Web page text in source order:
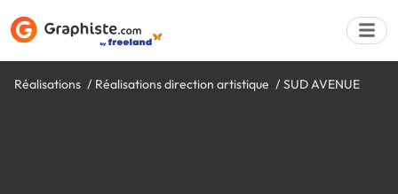
Réalisations Réalisations direction artistique SUD AVENUE